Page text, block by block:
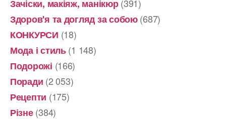
Зачіски, макіяж, манікюр(391)
Здоров'я та догляд за собою(687)
КОНКУРСИ (18)
Мода і стиль(1 148)
Подорожі (166)
Поради (2 053)
Рецепти (175)
Різне(384)